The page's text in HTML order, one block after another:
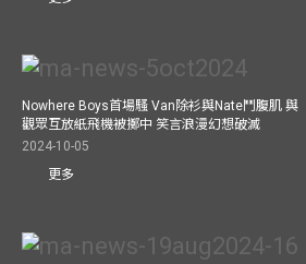
Nowhere Boys首場騷 Van除衫與Nate鬥腹肌 與
觀眾互放紙飛機被擲中 笑言浪漫幻想破滅
2024-10-05
更多